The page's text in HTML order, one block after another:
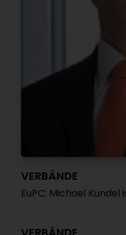
VERBÄNDE
EuPC: Michael